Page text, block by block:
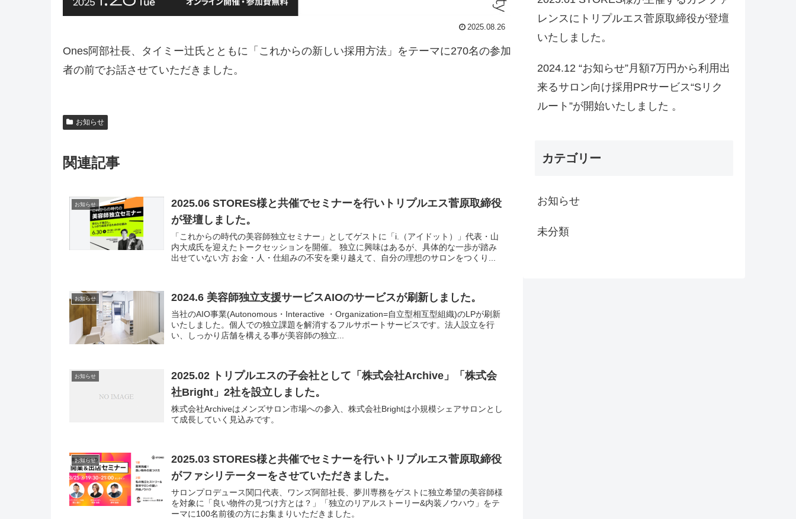
2025.08.26
Ones阿部社長、タイミー辻氏とともに「これからの新しい採用方法」をテーマに270名の参加
者の前でお話させていただきました。
お知らせ
関連記事
お知らせ
2025.06 STORES様と共催でセミナーを行いトリプルエス菅原取締役
が登壇しました。
「これからの時代の美容師独立セミナー」としてゲストに「i.（アイドット）」代表・山
内大成氏を迎えたトークセッションを開催。 独立に興味はあるが、具体的な一歩が踏み
出せていない方 お金・人・仕組みの不安を乗り越えて、自分の理想のサロンをつくり...
お知らせ 2024.6 美容師独立支援サービスAIOのサービスが刷新しました。
当社のAIO事業(Autonomous・Interactive ・Organization=自立型相互型組織)のLPが刷新
いたしました。個人での独立課題を解消するフルサポートサービスです。法人設立を行
い、しっかり店舗を構える事が美容師の独立...
お知らせ
2025.02 トリプルエスの子会社として「株式会社Archive」「株式会
社Bright」2社を設立しました。
株式会社Archiveはメンズサロン市場への参入、株式会社Brightは小規模シェアサロンとし
て成長していく見込みです。
お知らせ
2025.03 STORES様と共催でセミナーを行いトリプルエス菅原取締役
がファシリテーターをさせていただきました。
サロンプロデュース関口代表、ワンズ阿部社長、夢川専務をゲストに独立希望の美容師様
を対象に「良い物件の見つけ方とは？」「独立のリアルストーリー&内装ノウハウ」をテ
ーマに100名前後の方にお集まりいただきました。
レンスにトリプルエス菅原取締役が登壇
いたしました。
2024.12 “お知らせ”月額7万円から利用出
来るサロン向け採用PRサービス“Sリク
ルート”が開始いたしました 。
カテゴリー
お知らせ
未分類